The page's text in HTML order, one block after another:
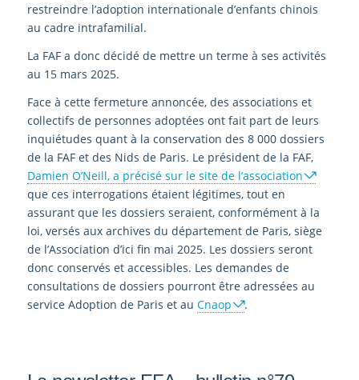
restreindre l’adoption internationale d’enfants chinois
au cadre intrafamilial.
La FAF a donc décidé de mettre un terme à ses activités
au 15 mars 2025.
Face à cette fermeture annoncée, des associations et
collectifs de personnes adoptées ont fait part de leurs
inquiétudes quant à la conservation des 8 000 dossiers
de la FAF et des Nids de Paris. Le président de la FAF,
Damien O’Neill, a précisé sur le site de l’association
que ces interrogations étaient légitimes, tout en
assurant que les dossiers seraient, conformément à la
loi, versés aux archives du département de Paris, siège
de l’Association d’ici fin mai 2025. Les dossiers seront
donc conservés et accessibles. Les demandes de
consultations de dossiers pourront être adressées au
service Adoption de Paris et au Cnaop .